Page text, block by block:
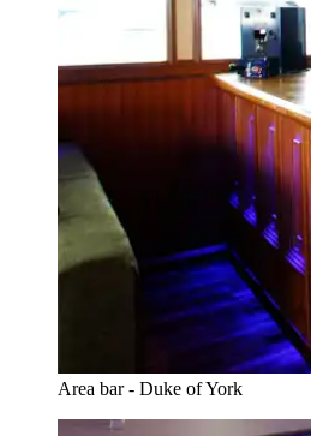
Area bar - Duke of York